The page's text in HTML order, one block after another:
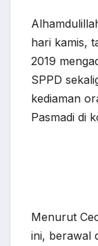
hari kamis,
2019
SPPD
kediaman
Pasmadi di
Menurut
ini, berawal